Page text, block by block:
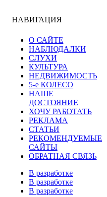
НАВИГАЦИЯ
О САЙТЕ
НАБЛЮДАЛКИ
СЛУХИ
КУЛЬТУРА
НЕДВИЖИМОСТЬ
5-е КОЛЕСО
НАШЕ
ДОСТОЯНИЕ
ХОЧУ РАБОТАТЬ
РЕКЛАМА
СТАТЬИ
РЕКОМЕНДУЕМЫЕ
САЙТЫ
ОБРАТНАЯ СВЯЗЬ
В разработке
В разработке
В разработке